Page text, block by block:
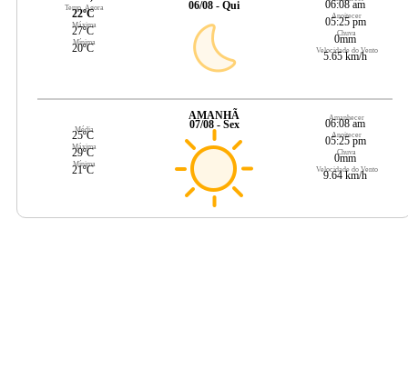
Temp. Agora
22ºC
Máxima
27ºC
Mínima
20ºC
06/08 - Qui 06:08 am
Anoitecer
05:25 pm
Chuva
0mm
Velocidade do Vento
5.65 km/h
Média
25ºC
Máxima
29ºC
Mínima
21ºC
AMANHÃ
07/08 - Sex
Amanhecer
06:08 am
Anoitecer
05:25 pm
Chuva
0mm
Velocidade do Vento
9.64 km/h